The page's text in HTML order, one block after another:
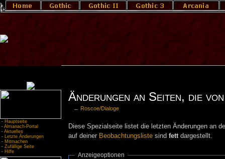
- Hauptseite
- Almanach-Portal
- Aktuelles
- Letzte Änderungen
- Mitmachen
- Zufällige Seite
- Hilfe
Änderungen an Seiten, die
← Roscoe/Dialoge
Diese Spezialseite listet die letzten Änderungen an
auf deiner Beobachtungslistesind fettdargestellt.
Anzeigeoptionen